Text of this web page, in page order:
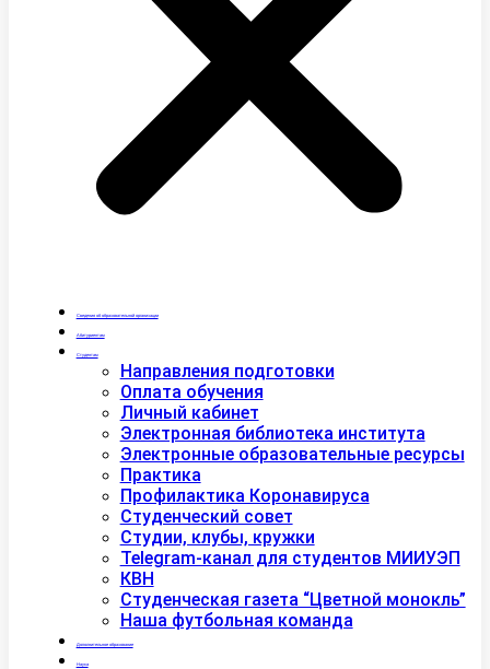
Сведения об образовательной организации
Абитуриентам
Студентам
Направления подготовки
Оплата обучения
Личный кабинет
Электронная библиотека института
Электронные образовательные ресурсы
Практика
Профилактика Коронавируса
Студенческий совет
Студии, клубы, кружки
Telegram-канал для студентов МИИУЭП
КВН
Студенческая газета “Цветной монокль”
Наша футбольная команда
Дополнительное образование
Наука